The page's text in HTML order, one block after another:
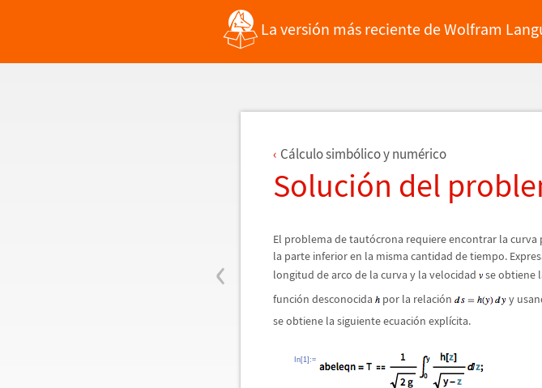
Regresar a Características más recientes
La versión más reciente de Wolfram
‹
Cálculo simbólico y numérico
Solución del
El problema de tautócrona requiere encontrar la curva
la parte inferior en la misma cantidad de tiempo.
longitud de arco de la curva y la velocidad
se obtiene
función desconocida por la relación y
se obtiene la siguiente ecuación explícita.
In[1]:=